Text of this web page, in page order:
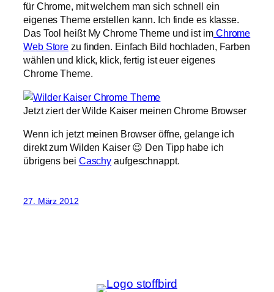
für Chrome, mit welchem man sich schnell ein
eigenes Theme erstellen kann. Ich finde es klasse.
Das Tool heißt My Chrome Theme und ist imChrome
Web Store zu finden. Einfach Bild hochladen, Farben
wählen und klick, klick, fertig ist euer eigenes
Chrome Theme.
Jetzt ziert der Wilde Kaiser meinen Chrome Browser
Wenn ich jetzt meinen Browser öffne, gelange ich
direkt zum Wilden Kaiser 😉 Den Tipp habe ich
übrigens bei Caschy aufgeschnappt.
27. März 2012